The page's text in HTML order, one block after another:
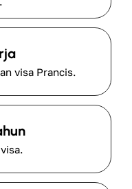
visa Prancis.